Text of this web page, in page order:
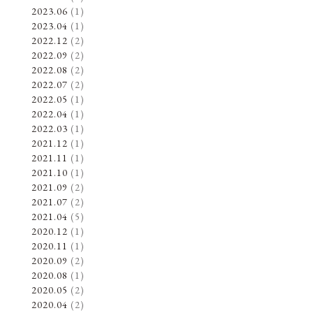
2023.06 (1)
2023.04 (1)
2022.12 (2)
2022.09 (2)
2022.08 (2)
2022.07 (2)
2022.05 (1)
2022.04 (1)
2022.03 (1)
2021.12 (1)
2021.11 (1)
2021.10 (1)
2021.09 (2)
2021.07 (2)
2021.04 (5)
2020.12 (1)
2020.11 (1)
2020.09 (2)
2020.08 (1)
2020.05 (2)
2020.04 (2)